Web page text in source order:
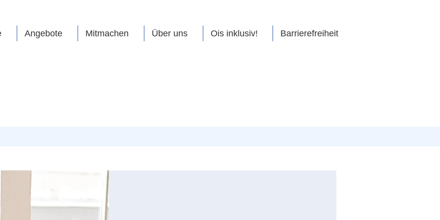
Angebote Mitmachen Über uns Ois inklusiv! Barrierefreiheit